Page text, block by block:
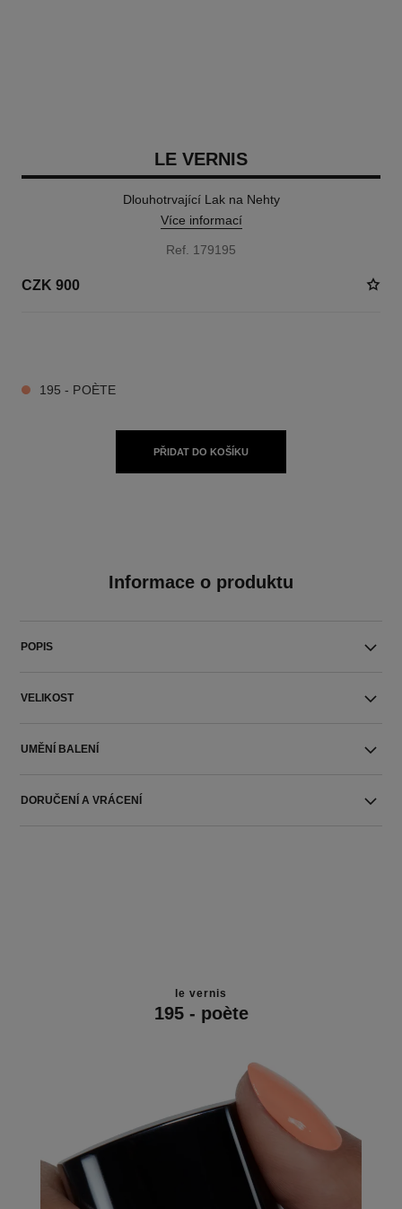
LE VERNIS
Dlouhotrvající Lak na Nehty
Více informací
Ref. 179195
CZK 900
195 - POÈTE
PŘIDAT DO KOŠÍKU
Informace o produktu
POPIS
VELIKOST
UMĚNÍ BALENÍ
DORUČENÍ A VRÁCENÍ
le vernis
195 - poète